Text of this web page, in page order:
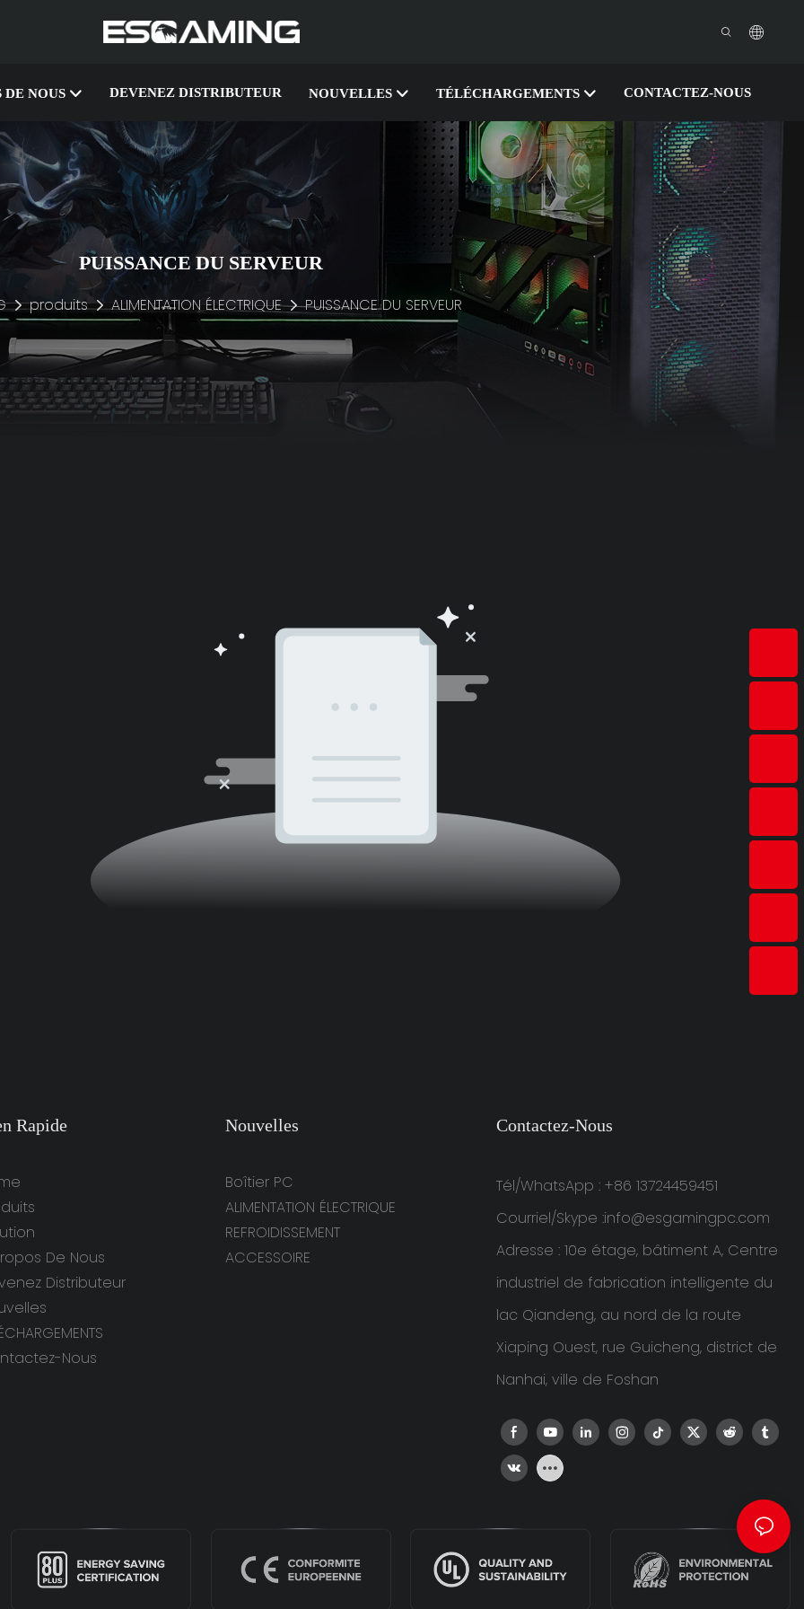
DE NOUS DEVENEZ DISTRIBUTEUR NOUVELLES TÉLÉCHARGEMENTS CONTACTEZ-NOUS
PUISSANCE DU SERVEUR
produits ALIMENTATION ÉLECTRIQUE PUISSANCE DU SERVEUR
Rapide
De Nous
Distributeur
Nous
Nouvelles
Boîtier PC
ALIMENTATION ÉLECTRIQUE
REFROIDISSEMENT
ACCESSOIRE
Contactez-Nous
Tél/WhatsApp : +86 13724459451
Courriel/Skype :info@esgamingpc.com
Adresse : 10e étage, bâtiment A, Centre
industriel de fabrication intelligente du
lac Qiandeng, au nord de la route
Xiaping Ouest, rue Guicheng, district de
Nanhai, ville de Foshan